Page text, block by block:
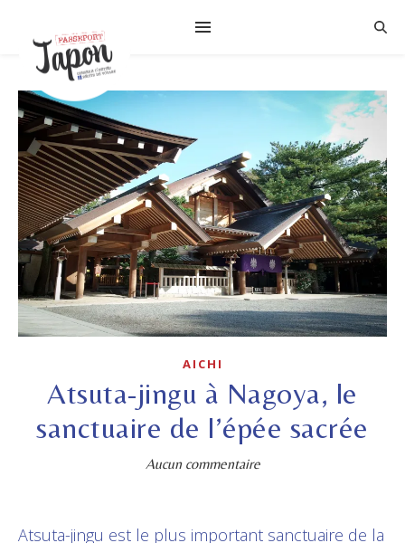
AICHI
Atsuta-jingu à Nagoya, le
sanctuaire de l’épée sacrée
Aucun commentaire
Atsuta-jingu est le plus important sanctuaire de la